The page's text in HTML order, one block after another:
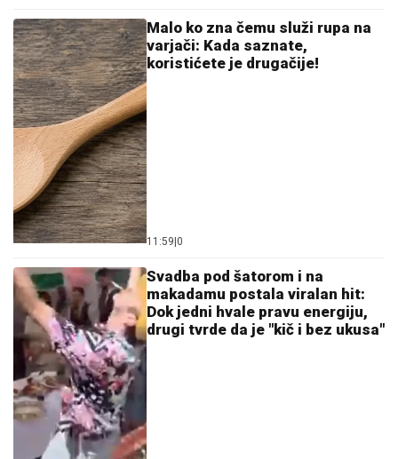
Malo ko zna čemu služi rupa na
varjači: Kada saznate,
koristićete je drugačije!
11:59 0
Svadba pod šatorom i na
makadamu postala viralan hit:
Dok jedni hvale pravu energiju,
drugi tvrde da je "kič i bez ukusa"